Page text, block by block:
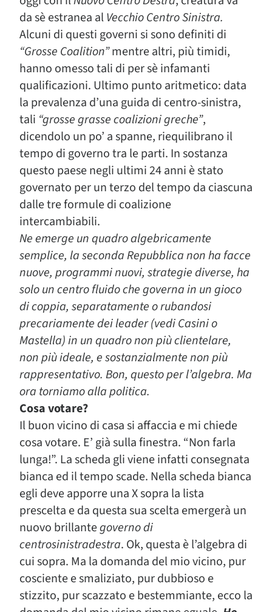
da sè estranea alVecchio Centro Sinistra.
Alcuni di questi governi si sono definiti di
“Grosse Coalition”mentre altri, più timidi,
hanno omesso tali di per sè infamanti
qualificazioni. Ultimo punto aritmetico: data
la prevalenza d’una guida di centro-sinistra,
tali “grosse grasse coalizioni greche”,
dicendolo un po’ a spanne, riequilibrano il
tempo di governo tra le parti. In sostanza
questo paese negli ultimi 24 anni è stato
governato per un terzo del tempo da ciascuna
dalle tre formule di coalizione
intercambiabili.
Ne emerge un quadro algebricamente
semplice, la seconda Repubblica non ha facce
nuove, programmi nuovi, strategie diverse, ha
solo uncentro fluido che governa in un gioco
di coppia, separatamente o rubandosi
precariamente dei leader (vedi Casini o
Mastella) in un quadro non più clientelare,
non più ideale, e sostanzialmente non più
rappresentativo. Bon, questo per l’algebra. Ma
ora torniamo alla politica.
Cosa votare?
Il buon vicino di casa si affaccia e mi chiede
cosa votare. E’ già sulla finestra. “Non farla
lunga!”. La scheda gli viene infatti consegnata
bianca ed il tempo scade. Nella scheda bianca
egli deve apporre una X sopra la lista
prescelta e da questa sua scelta emergerà un
nuovo brillantegoverno di
centrosinistradestra. Ok, questa è l’algebra di
cui sopra. Ma la domanda del mio vicino, pur
cosciente e smaliziato, pur dubbioso e
stizzito, pur scazzato e bestemmiante, ecco la